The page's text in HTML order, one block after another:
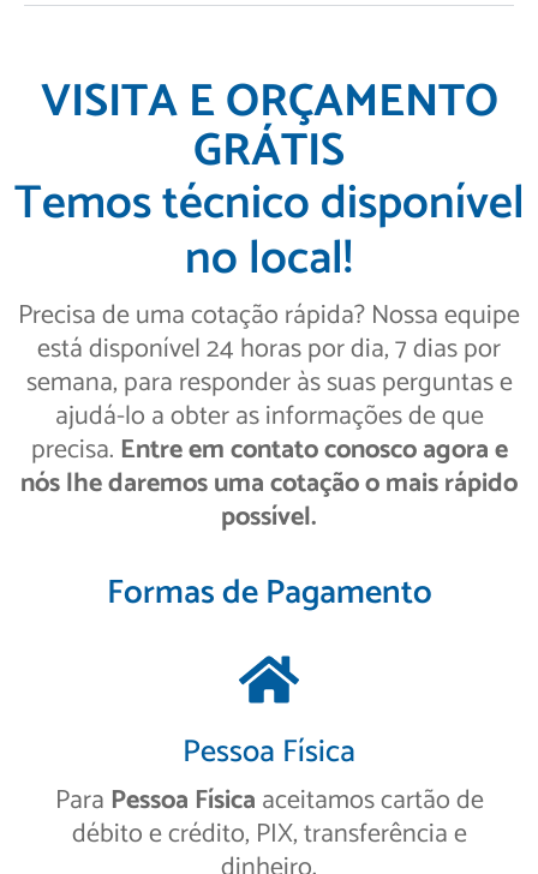
VISITA E ORÇAMENTO
GRÁTIS
Temos técnico disponível
no local!
Precisa de uma cotação rápida? Nossa equipe
está disponível 24 horas por dia, 7 dias por
semana, para responder às suas perguntas e
ajudá-lo a obter as informações de que
precisa. Entre em contato conosco agora e
nós lhe daremos uma cotação o mais rápido
possível.
Formas de Pagamento
Pessoa Física
Para Pessoa Físicaaceitamos cartão de
débito e crédito, PIX, transferência e